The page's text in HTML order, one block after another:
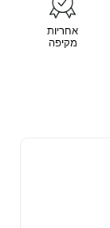
אחריות
מקיפה